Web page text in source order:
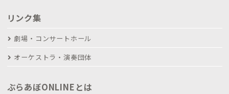
リンク集
劇場・コンサートホール
オーケストラ・演奏団体
ぶらあぼONLINEとは